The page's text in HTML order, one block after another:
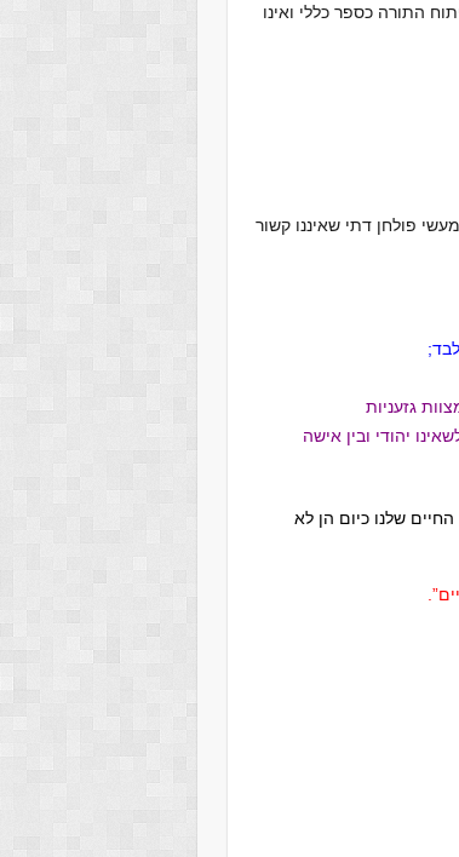
התורה כספר כללי ואינו
מעשי פולחן דתי שאיננו קשור
גזעניות
יהודי ובין אישה
החיים שלנו כיום הן לא